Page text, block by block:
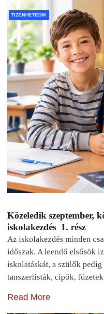
TIZENHETEDIK
Közeledik szeptember,
iskolakezdés 1. rész
Az iskolakezdés minden
időszak. A leendő elsősök
iskolatáskát, a szülők
tanszerlisták, cipők,
Read More